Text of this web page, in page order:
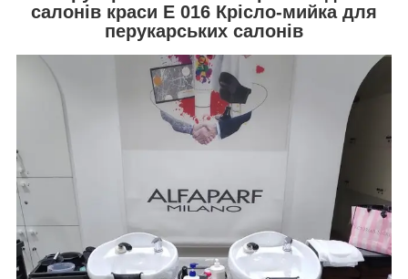
салонів краси Е 016 Крісло-мийка для
перукарських салонів